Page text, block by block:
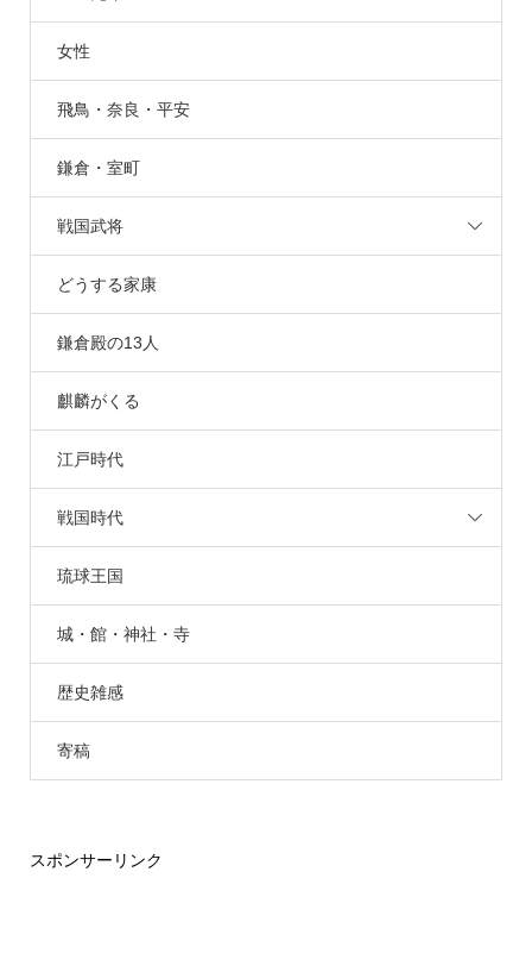
女性
飛鳥・奈良・平安
鎌倉・室町
戦国武将
どうする家康
鎌倉殿の13人
麒麟がくる
江戸時代
戦国時代
琉球王国
城・館・神社・寺
歴史雑感
寄稿
スポンサーリンク